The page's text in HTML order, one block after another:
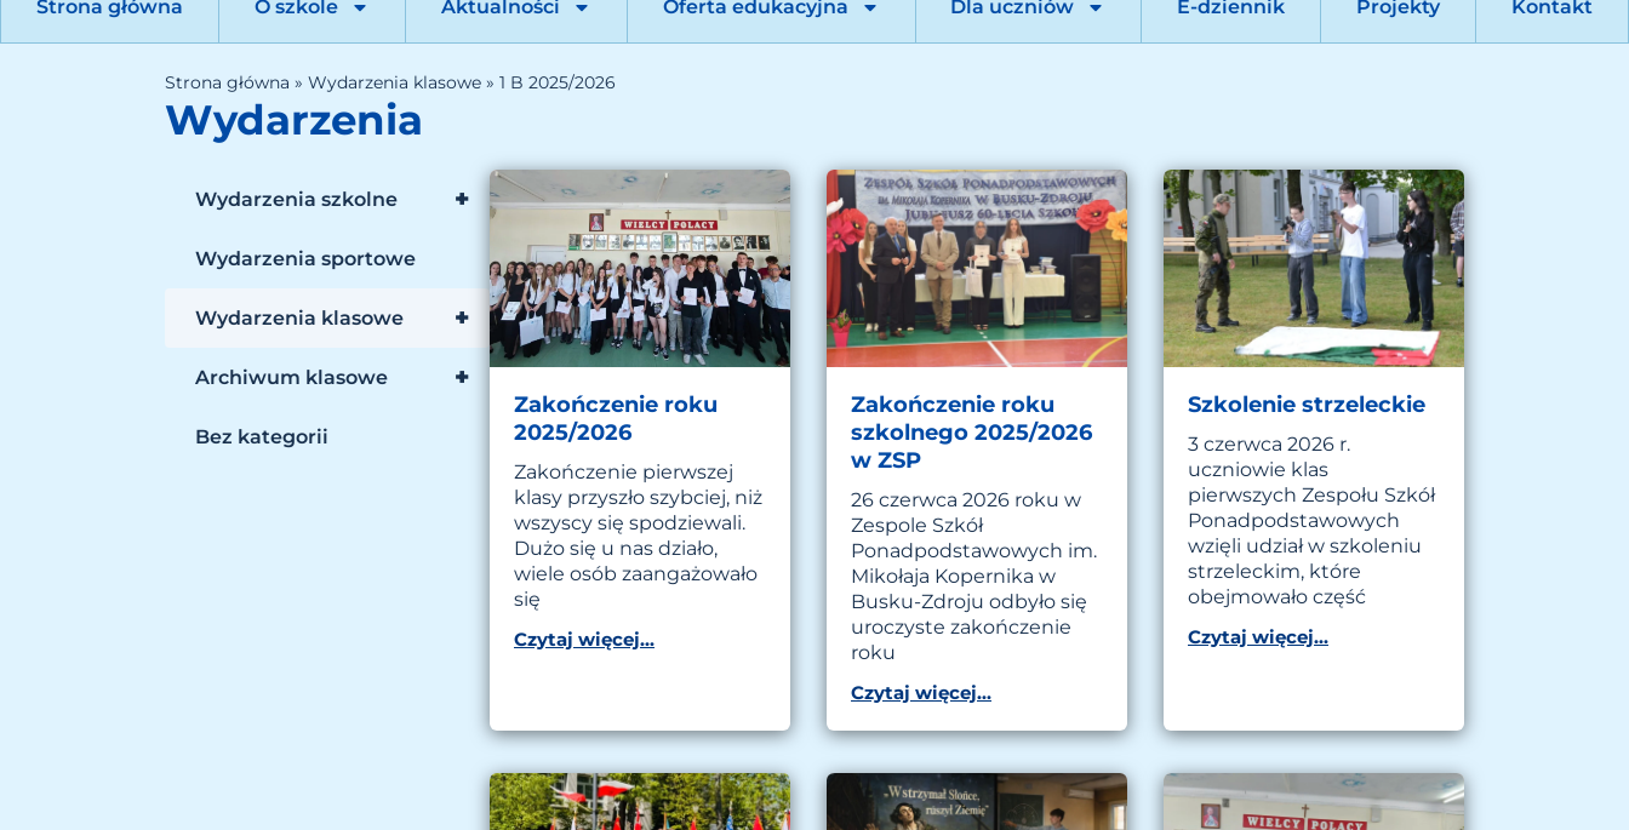
Strona główna O szkole Aktualności Oferta edukacyjna Dla uczniów E-dziennik Projekty Kontakt
Strona główna » Wydarzenia klasowe » 1 B 2025/2026
Wydarzenia
+
Wydarzenia szkolne
Wydarzenia sportowe
+
Wydarzenia klasowe
+
Archiwum klasowe
Bez kategorii
Zakończenie roku
2025/2026
Zakończenie pierwszej
klasy przyszło szybciej, niż
wszyscy się spodziewali.
Dużo się u nas działo,
wiele osób zaangażowało
się
Czytaj więcej...
Zakończenie roku
szkolnego 2025/2026
w ZSP
26 czerwca 2026 roku w
Zespole Szkół
Ponadpodstawowych im.
Mikołaja Kopernika w
Busku-Zdroju odbyło się
uroczyste zakończenie
roku
Czytaj więcej...
Szkolenie strzeleckie
3 czerwca 2026 r.
uczniowie klas
pierwszych Zespołu Szkół
Ponadpodstawowych
wzięli udział w szkoleniu
strzeleckim, które
obejmowało część
Czytaj więcej...